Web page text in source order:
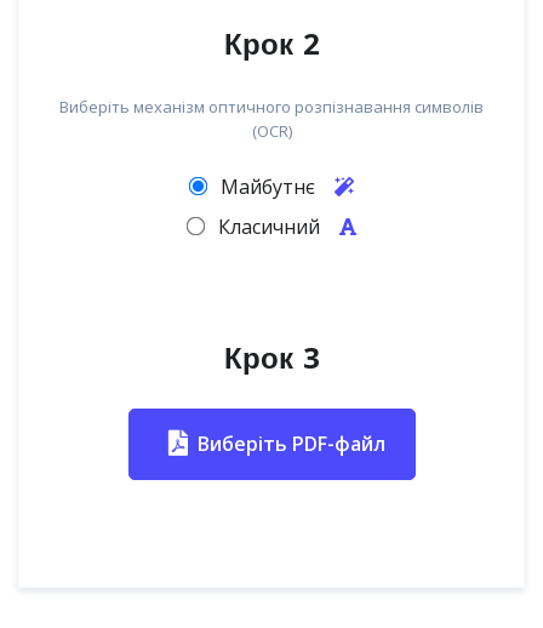
Крок 2
Виберіть механізм оптичного розпізнавання символів
(OCR)
Майбутнє
Класичний
Крок 3
Виберіть PDF-файл